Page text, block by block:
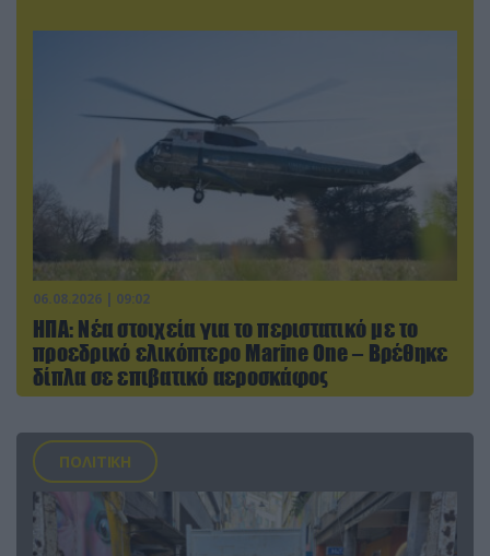
06.08.2026 | 09:02
ΗΠΑ: Nέα στοιχεία για το περιστατικό με το
προεδρικό ελικόπτερο Marine One – Βρέθηκε
δίπλα σε επιβατικό αεροσκάφος
ΠΟΛΙΤΙΚΗ